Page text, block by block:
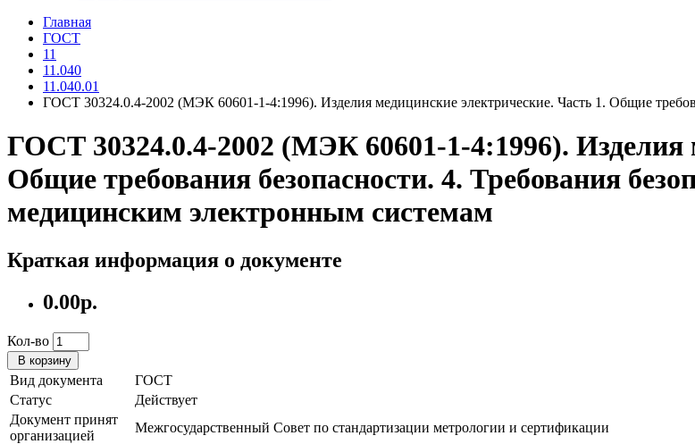
Главная
ГОСТ
11
11.040
11.040.01
ГОСТ 30324.0.4-2002 (МЭК 60601-1-4:1996). Изделия медицинские электрические. Часть 1. Общие
ГОСТ 30324.0.4-2002 (МЭК 60601-1-4:1996). Изделия
Общие требования безопасности. 4. Требования
медицинским электронным системам
Краткая информация о документе
0.00р.
Кол-во
В корзину
Вид документа
ГОСТ
Статус
Действует
Документ принят
организацией
Межгосударственный Совет по стандартизации метрологии и сертификации